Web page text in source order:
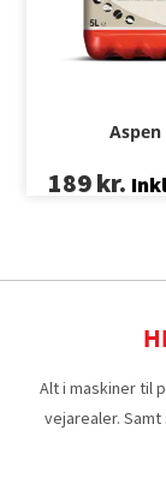
Aspen
189kr.
Alt i maskiner til
vejarealer.